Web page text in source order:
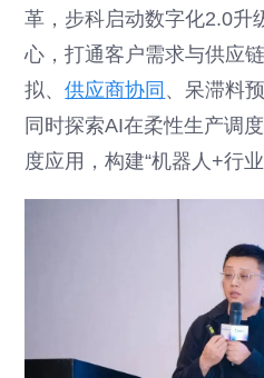
革，步科启动数字化2.0升
心，打通客户需求与供应
拟、供应商协同 、呆滞料
同时探索AI在柔性生产调
度应用，构建“机器人+行业